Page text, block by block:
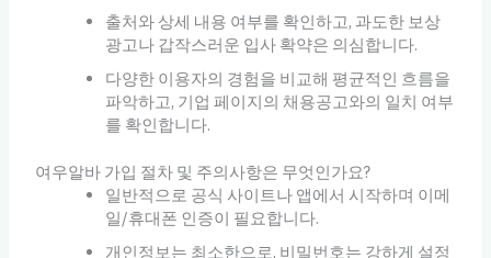
출처와 상세 내용 여부를 확인하고, 과도한 보상
광고나 갑작스러운 입사 확약은 의심합니다.
다양한 이용자의 경험을 비교해 평균적인 흐름을
파악하고, 기업 페이지의 채용공고와의 일치 여부
를 확인합니다.
여우알바 가입 절차 및 주의사항은 무엇인가요?
일반적으로 공식 사이트나 앱에서 시작하며 이메
일/휴대폰 인증이 필요합니다.
개인정보는 최소한으로, 비밀번호는 강하게 설정